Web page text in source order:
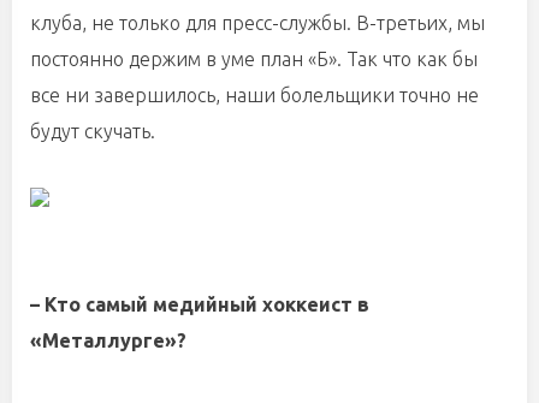
клуба, не только для пресс-службы. В-третьих, мы
постоянно держим в уме план «Б». Так что как бы
все ни завершилось, наши болельщики точно не
будут скучать.
– Кто самый медийный хоккеист в
«Металлурге»?